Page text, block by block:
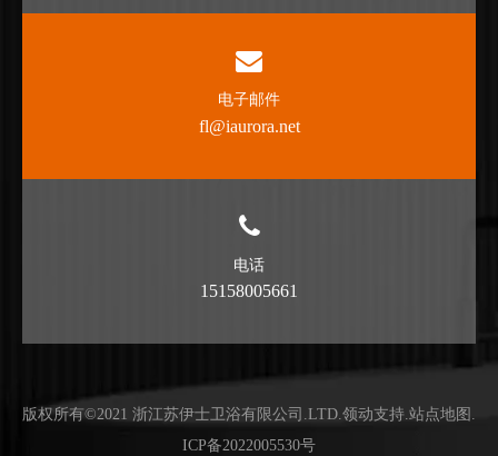
电子邮件
fl@iaurora.net
电话
15158005661
版权所有©2021 浙江苏伊士卫浴有限公司.LTD.领动支持.站点地图 .
ICP备2022005530号